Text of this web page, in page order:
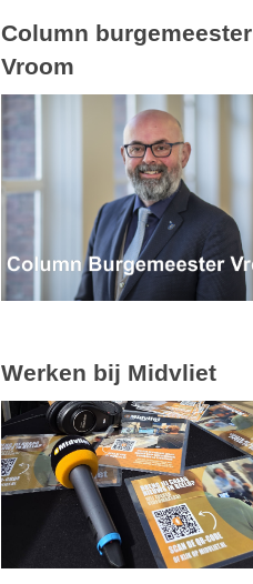
Column burgemeester
Vroom
Werken bij Midvliet